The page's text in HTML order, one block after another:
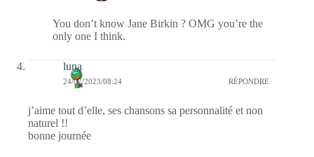
You don’t know Jane Birkin ? OMG you’re the
only one I think.
luna
24/07/2023/08:24 RÉPONDRE
j’aime tout d’elle, ses chansons sa personnalité et non
naturel !!
bonne journée